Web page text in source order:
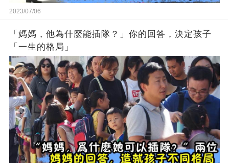
2023/07/06
「媽媽，他為什麼能插隊？」你的回答，決定孩子
「一生的格局」